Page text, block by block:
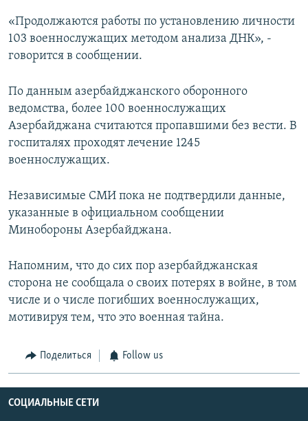
«Продолжаются работы по установлению личности
103 военнослужащих методом анализа ДНК», -
говорится в сообщении.
По данным азербайджанского оборонного
ведомства, более 100 военнослужащих
Азербайджана считаются пропавшими без вести. В
госпиталях проходят лечение 1245
военнослужащих.
Независимые СМИ пока не подтвердили данные,
указанные в официальном сообщении
Минобороны Азербайджана.
Напомним, что до сих пор азербайджанская
сторона не сообщала о своих потерях в войне, в том
числе и о числе погибших военнослужащих,
мотивируя тем, что это военная тайна.
Поделиться Follow us
СОЦИАЛЬНЫЕ СЕТИ